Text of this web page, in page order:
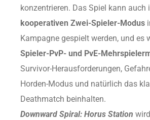
konzentrieren. Das Spiel kann auch
kooperativen Zwei-Spieler-Modus
Kampagne gespielt werden, und es
Spieler-PvP- und PvE-
Survivor-Herausforderungen,
Horden-Modus und natürlich das
Deathmatch beinhalten.
Downward Spiral: Horus Station